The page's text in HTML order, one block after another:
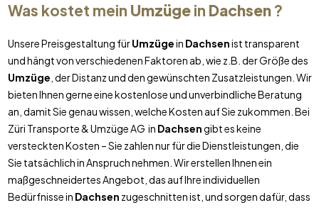
Was kostet mein Umzügein Dachsen?
Unsere Preisgestaltung fürUmzügein Dachsenist transparent
und hängt von verschiedenen Faktoren ab, wie z.B. der Größe des
Umzüge , der Distanz und den gewünschten Zusatzleistungen. Wir
bieten Ihnen gerne eine kostenlose und unverbindliche Beratung
an, damit Sie genau wissen, welche Kosten auf Sie zukommen. Bei
Züri Transporte & Umzüge AG in Dachsengibt es keine
versteckten Kosten – Sie zahlen nur für die Dienstleistungen, die
Sie tatsächlich in Anspruch nehmen. Wir erstellen Ihnen ein
maßgeschneidertes Angebot, das auf Ihre individuellen
Bedürfnisse in Dachsen zugeschnitten ist, und sorgen dafür, dass